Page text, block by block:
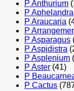
P Anthurium
P Aphelandra
P Araucaria
P
P Asparagus
P Aspidistra
P Asplenium
P Aster (41)
P
P Cactus